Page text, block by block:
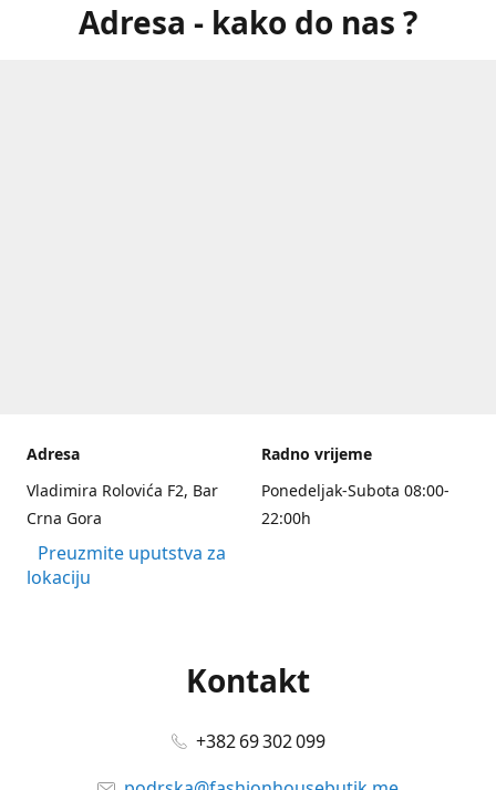
Adresa - kako do nas ?
Adresa
Vladimira Rolovića F2, Bar
Crna Gora
Preuzmite uputstva za
lokaciju
Radno vrijeme
Ponedeljak-Subota 08:00-
22:00h
Kontakt
+382 69 302 099